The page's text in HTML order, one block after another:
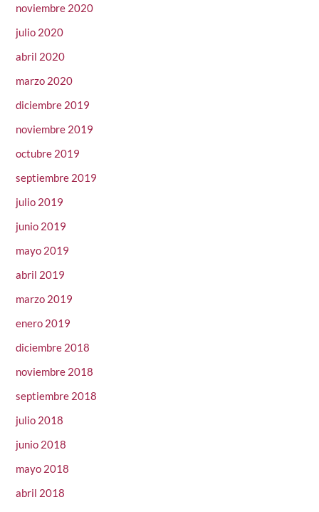
noviembre 2020
julio 2020
abril 2020
marzo 2020
diciembre 2019
noviembre 2019
octubre 2019
septiembre 2019
julio 2019
junio 2019
mayo 2019
abril 2019
marzo 2019
enero 2019
diciembre 2018
noviembre 2018
septiembre 2018
julio 2018
junio 2018
mayo 2018
abril 2018